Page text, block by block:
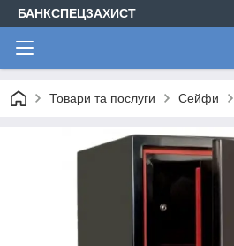
БАНКСПЕЦЗАХИСТ
Товари та послуги Сейфи